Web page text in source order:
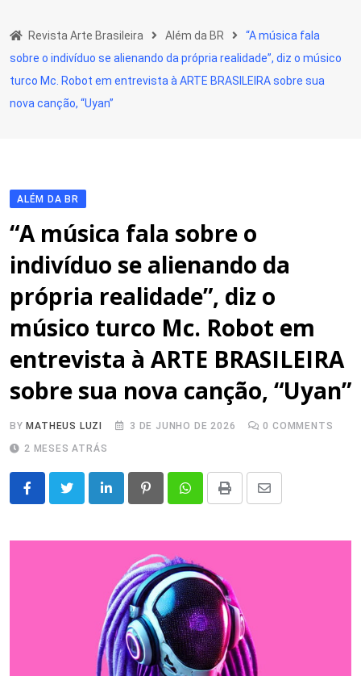
to
content
Revista Arte Brasileira Além da BR
“A música fala
sobre o indivíduo se alienando da própria realidade”, diz o músico
turco Mc. Robot em entrevista à ARTE BRASILEIRA sobre sua
nova canção, “Uyan”
ALÉM DA BR
“A música fala sobre o
indivíduo se alienando da
própria realidade”, diz o
músico turco Mc. Robot em
entrevista à ARTE BRASILEIRA
sobre sua nova canção, “Uyan”
BY MATHEUS LUZI 3 DE JUNHO DE 2026 0 COMMENTS
2 MESES ATRÁS
LinkedIn PinterestWhatsappPrint
Share
Email